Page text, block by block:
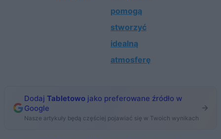
pomogą
stworzyć
idealną
atmosferę
Dodaj Tabletowo jako preferowane źródło w
Google
Nasze artykuły będą częściej pojawiać się w Twoich wynikach